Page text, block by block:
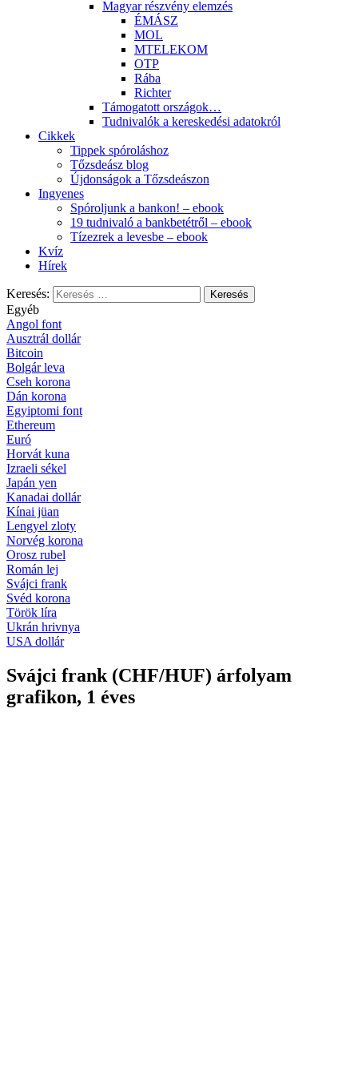
Magyar részvény elemzés
ÉMÁSZ
MOL
MTELEKOM
OTP
Rába
Richter
Támogatott országok…
Tudnivalók a kereskedési adatokról
Cikkek
Tippek spóroláshoz
Tőzsdeász blog
Újdonságok a Tőzsdeászon
Ingyenes
Spóroljunk a bankon! – ebook
19 tudnivaló a bankbetétről – ebook
Tízezrek a levesbe – ebook
Kvíz
Hírek
Keresés:
Egyéb
Angol font
Ausztrál dollár
Bitcoin
Bolgár leva
Cseh korona
Dán korona
Egyiptomi font
Ethereum
Euró
Horvát kuna
Izraeli sékel
Japán yen
Kanadai dollár
Kínai jüan
Lengyel zloty
Norvég korona
Orosz rubel
Román lej
Svájci frank
Svéd korona
Török líra
Ukrán hrivnya
USA dollár
Svájci frank (CHF/HUF) árfolyam
grafikon, 1 éves